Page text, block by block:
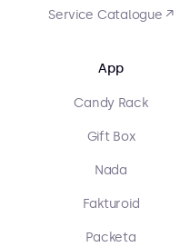
Service Catalogue ↗
App
Candy Rack
Gift Box
Nada
Fakturoid
Packeta